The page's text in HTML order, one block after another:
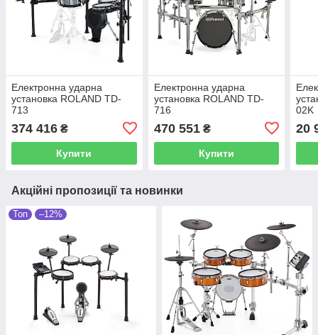
Електронна ударна
установка ROLAND TD-
713
374 416 ₴
Купити
Електронна ударна
установка ROLAND TD-
716
470 551₴
Купити
02K
20
Акційні пропозиції та новинки
Топ –12%